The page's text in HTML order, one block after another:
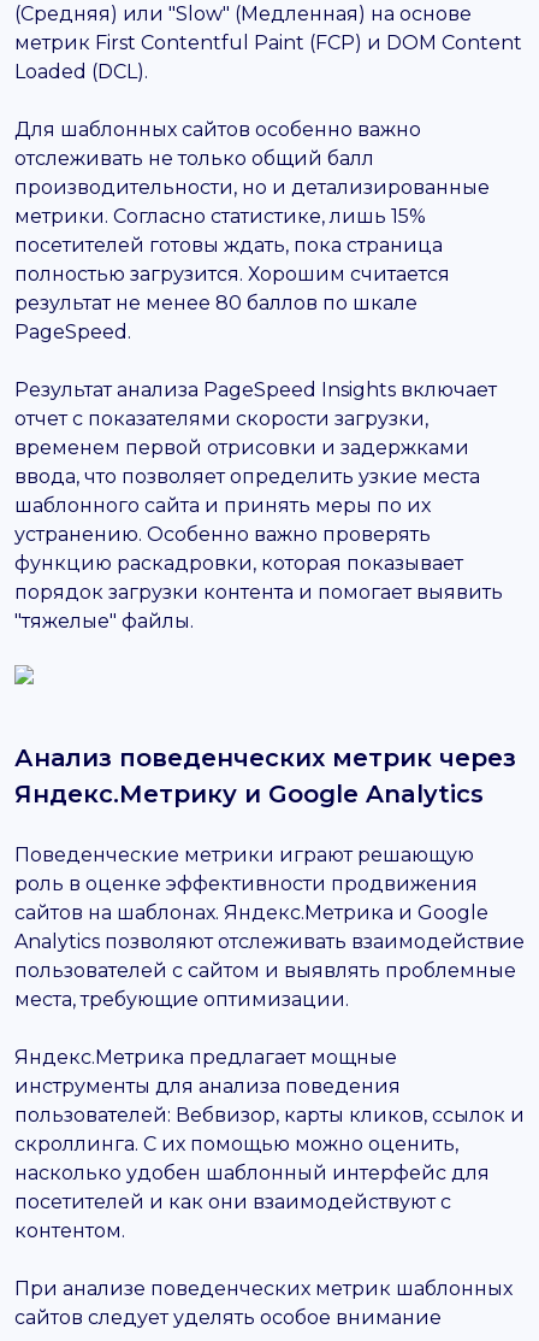
(Средняя) или "Slow" (Медленная) на основе
метрик First Contentful Paint (FCP) и DOM Content
Loaded (DCL).
Для шаблонных сайтов особенно важно
отслеживать не только общий балл
производительности, но и детализированные
метрики. Согласно статистике, лишь 15%
посетителей готовы ждать, пока страница
полностью загрузится. Хорошим считается
результат не менее 80 баллов по шкале
PageSpeed.
Результат анализа PageSpeed Insights включает
отчет с показателями скорости загрузки,
временем первой отрисовки и задержками
ввода, что позволяет определить узкие места
шаблонного сайта и принять меры по их
устранению. Особенно важно проверять
функцию раскадровки, которая показывает
порядок загрузки контента и помогает выявить
"тяжелые" файлы.
Анализ поведенческих метрик через
Яндекс.Метрику и Google Analytics
Поведенческие метрики играют решающую
роль в оценке эффективности продвижения
сайтов на шаблонах. Яндекс.Метрика и Google
Analytics позволяют отслеживать взаимодействие
пользователей с сайтом и выявлять проблемные
места, требующие оптимизации.
Яндекс.Метрика предлагает мощные
инструменты для анализа поведения
пользователей: Вебвизор, карты кликов, ссылок и
скроллинга. С их помощью можно оценить,
насколько удобен шаблонный интерфейс для
посетителей и как они взаимодействуют с
контентом.
При анализе поведенческих метрик шаблонных
сайтов следует уделять особое внимание